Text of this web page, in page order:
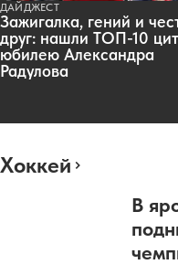
ДАЙДЖЕСТ
Зажигалка, гений и
друг: нашли ТОП-10
юбилею Александра
Радулова
Хоккей
В